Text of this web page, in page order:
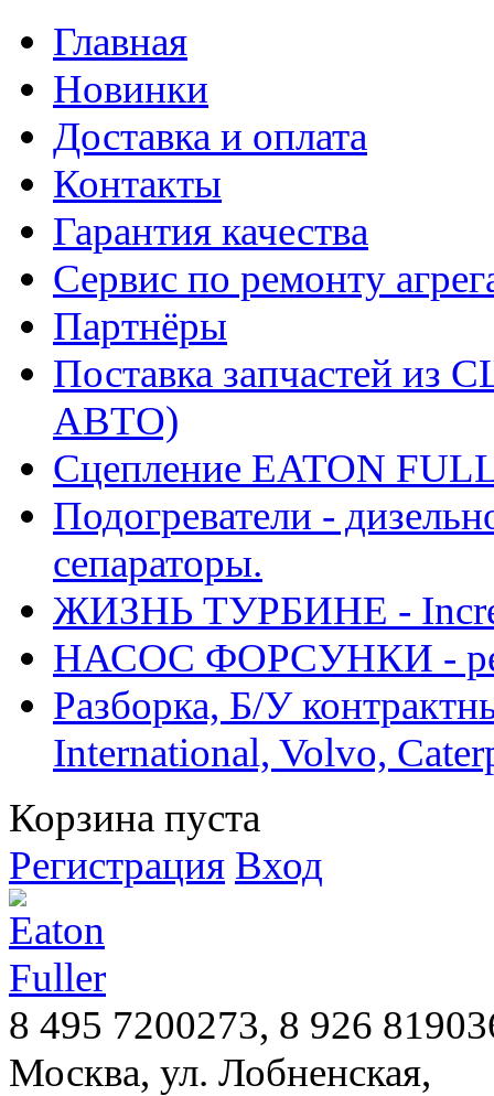
Главная
Новинки
Доставка и оплата
Контакты
Гарантия качества
Сервис по ремонту
Партнёры
Поставка запчастей
АВТО)
Сцепление EATON
Подогреватели -
сепараторы.
ЖИЗНЬ ТУРБИНЕ -
НАСОС ФОРСУНКИ -
Разборка, Б/У
International, Volvo,
Корзина пуста
Регистрация Вход
8 495 7200273, 8 926
Москва, ул. Лобненская,